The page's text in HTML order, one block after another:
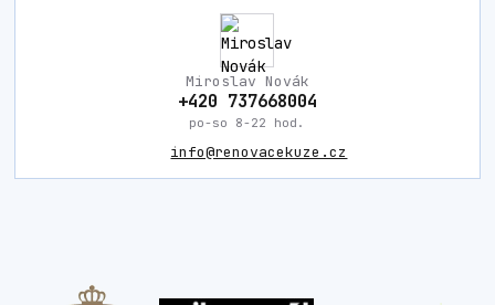
Miroslav Novák
+420 737668004
po-so 8-22 hod.
info@renovacekuze.cz